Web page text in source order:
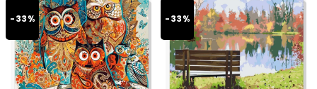
-33% -33%